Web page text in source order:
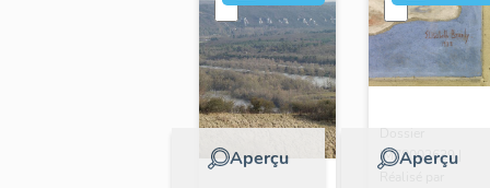
Aperçu Aperçu
Dossier
IM78002639 |